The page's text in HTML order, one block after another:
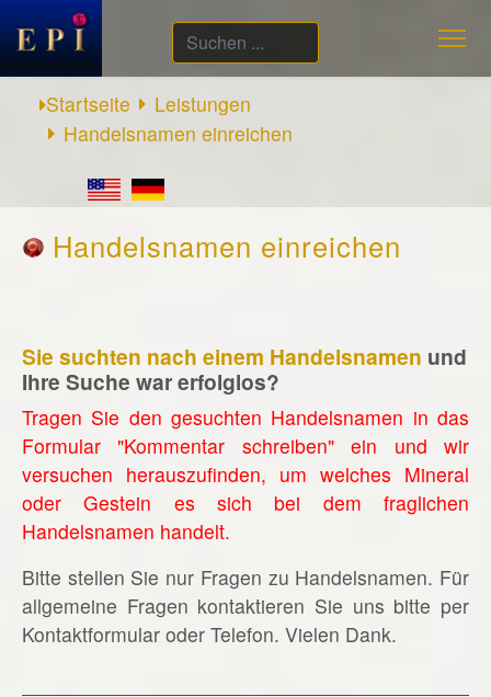
Suchen
...
Startseite
Leistungen
Handelsnamen einreichen
Handelsnamen einreichen
Sie suchten nach einem Handelsnamen und
Ihre Suche war erfolglos?
Tragen Sie den gesuchten Handelsnamen in das
Formular "Kommentar schreiben" ein und wir
versuchen herauszufinden, um welches Mineral
oder Gestein es sich bei dem fraglichen
Handelsnamen handelt.
Bitte stellen Sie nur Fragen zu Handelsnamen. Für
allgemeine Fragen kontaktieren Sie uns bitte per
Kontaktformular oder Telefon. Vielen Dank.